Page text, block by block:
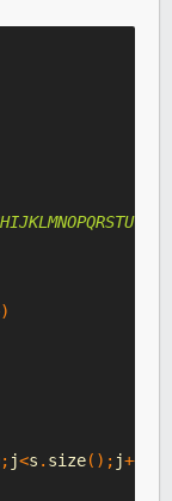
; j<s . size(); j++)